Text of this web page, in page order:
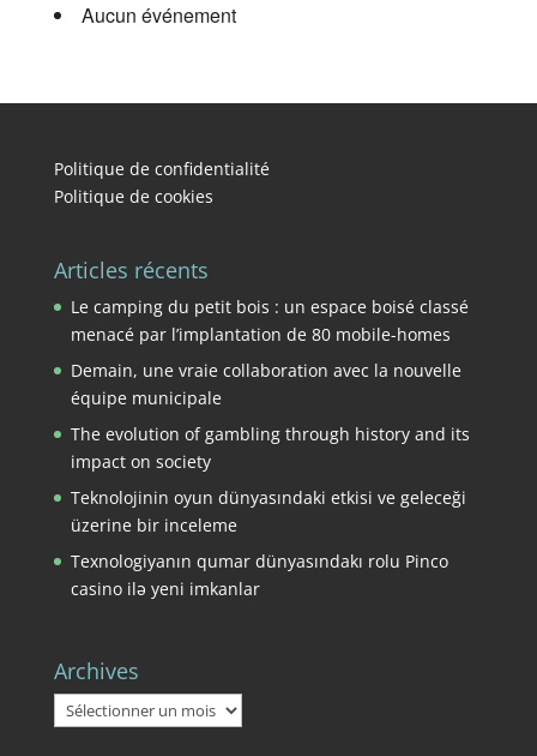
Aucun événement
Politique de confidentialité
Politique de cookies
Articles récents
Le camping du petit bois : un espace boisé classé
menacé par l’implantation de 80 mobile-homes
Demain, une vraie collaboration avec la nouvelle
équipe municipale
The evolution of gambling through history and its
impact on society
Teknolojinin oyun dünyasındaki etkisi ve geleceği
üzerine bir inceleme
Texnologiyanın qumar dünyasındakı rolu Pinco
casino ilə yeni imkanlar
Archives
Archives